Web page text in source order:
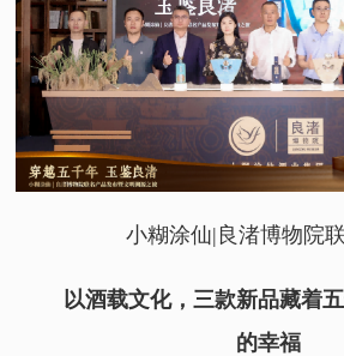
小糊涂仙|良渚博物院
以酒载文化，三款新品藏着
的幸福